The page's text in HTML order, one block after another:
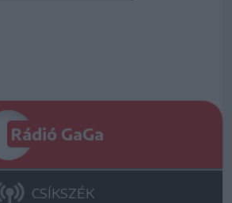
Rádió GaGa
CSÍKSZÉK